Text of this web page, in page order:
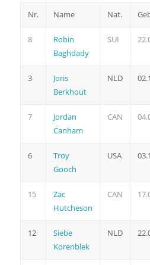
Nr. Name Nat.
8
Robin
Baghdady
SUI
3
Joris
Berkhout
NLD
7
Jordan
Canham
CAN
6
Troy
Gooch
USA
15
Zac
Hutcheson
CAN
12
Siebe
Korenblek
NLD